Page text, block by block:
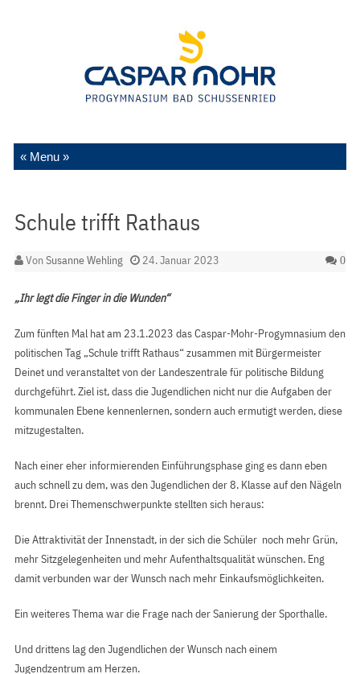
Zum Inhalt springen
Schule trifft Rathaus
VonSusanne Wehling 24. Januar 2023 0
„Ihr legt die Finger in die Wunden“
Zum fünften Mal hat am 23.1.2023 das Caspar-Mohr-Progymnasium den
politischen Tag „Schule trifft Rathaus“ zusammen mit Bürgermeister
Deinet und veranstaltet von der Landeszentrale für politische Bildung
durchgeführt. Ziel ist, dass die Jugendlichen nicht nur die Aufgaben der
kommunalen Ebene kennenlernen, sondern auch ermutigt werden, diese
mitzugestalten.
Nach einer eher informierenden Einführungsphase ging es dann eben
auch schnell zu dem, was den Jugendlichen der 8. Klasse auf den Nägeln
brennt. Drei Themenschwerpunkte stellten sich heraus:
Die Attraktivität der Innenstadt, in der sich die Schüler noch mehr Grün,
mehr Sitzgelegenheiten und mehr Aufenthaltsqualität wünschen. Eng
damit verbunden war der Wunsch nach mehr Einkaufsmöglichkeiten.
Ein weiteres Thema war die Frage nach der Sanierung der Sporthalle.
Und drittens lag den Jugendlichen der Wunsch nach einem
Jugendzentrum am Herzen.